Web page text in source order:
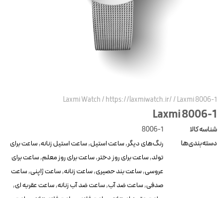
Laxmi Watch/https://laxmiwatch.ir//Laxmi
Laxmi 8006-
کالا
8006-1
رنگ‌های دیگر,ساعت استیل,ساعت استیل زنانه,ساعت برای
تولد,ساعت برای روز دختر,ساعت برای روز معلم,ساعت برای
عروسی,ساعت بند حصیری,ساعت زنانه,ساعت ژاپنی,ساعت
صدفی,ساعت ضد آب,ساعت ضد آب زنانه,ساعت عقربه ای,